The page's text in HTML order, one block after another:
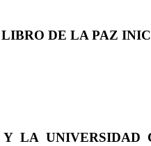
DE LA PAZ
LA